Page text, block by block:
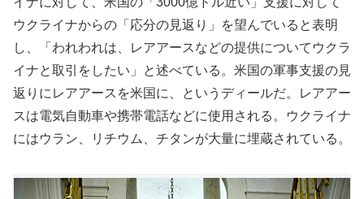
ウクライナからの「応分の見返り」を望んでいると表明
し、「われわれは、レアアースなどの提供についてウクラ
イナと取引をしたい」と述べている。米国の軍事支援の見
返りにレアアースを米国に、というディールだ。レアアー
スは電気自動車や携帯電話などに使用される。ウクライナ
にはウラン、リチウム、チタンが大量に埋蔵されている。